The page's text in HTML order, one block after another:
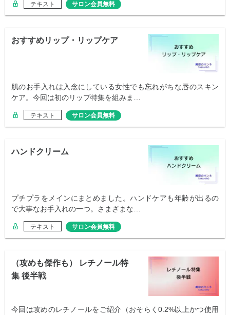
テキスト サロン会員無料
おすすめリップ・リップケア
肌のお手入れは入念にしている女性でも忘れがちな唇のスキン
ケア。今回は初のリップ特集を組みま…
テキスト サロン会員無料
ハンドクリーム
プチプラをメインにまとめました。ハンドケアも年齢が出るの
で大事なお手入れの一つ。さまざまな…
テキスト サロン会員無料
（攻めも傑作も） レチノール特
集 後半戦
今回は攻めのレチノールをご紹介（おそらく0.2%以上かつ使用